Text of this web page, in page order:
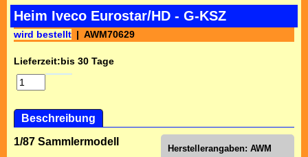
Heim Iveco Eurostar/HD - G-KSZ
wird bestellt AWM70629
Lieferzeit:bis 30 Tage
Beschreibung
Herstellerangaben: AWM
1/87 Sammlermodell